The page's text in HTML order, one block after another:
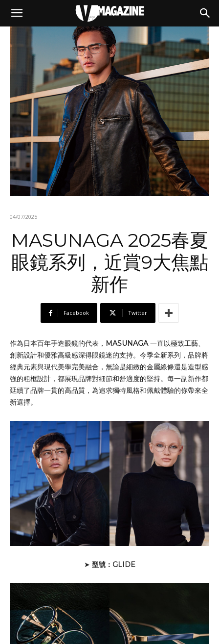
04/07/2025
MASUNAGA 2025春夏
眼鏡系列，近賞9大焦點
新作
Facebook Twitter
作為日本百年手造眼鏡的代表， MASUNAGA一直以極致工藝、
創新設計和優雅高級感深得眼鏡迷的支持。今季全新系列，品牌將
經典元素與現代美學完美融合，無論是細緻的金屬線條還是造型感
強的粗框設計，都展現品牌對細節和舒適度的堅持。每一副新作都
延續了品牌一貫的高品質，為追求獨特風格和佩戴體驗的你帶來全
新選擇。
➤ 型號：GLIDE